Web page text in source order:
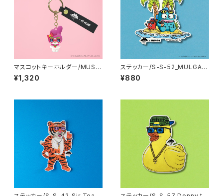
マスコットキーホルダー/MUSA
-MA-MM_MULGA×SANRIO
CHARACTERS_My Melody
¥1,320
ステッカー/S-S-52_MULGA x
SANRIO CHARACTERS_Han
gyodon
¥880